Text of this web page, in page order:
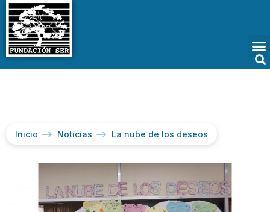
Inicio Noticias La nube de los deseos